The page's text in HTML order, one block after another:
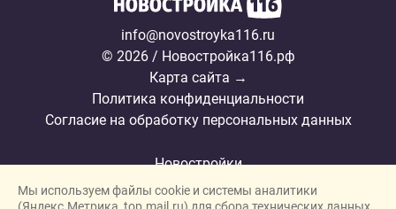
info@novostroyka116.ru
© 2026 / Новостройка116.рф
Карта сайта →
Политика конфиденциальности
Согласие на обработку персональных данных
Новостройки
Застройщики
Мы используем файлы cookie и системы аналитики